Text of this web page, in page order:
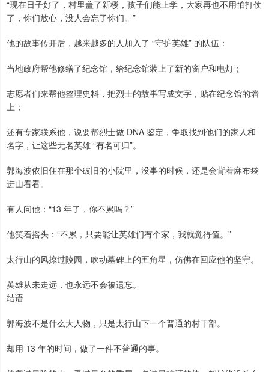
“现在日子好了，村里盖了新楼，孩子们能上学，大家再也不用怕打仗
了，你们放心，没人会忘了你们。”
他的故事传开后，越来越多的人加入了 “守护英雄” 的队伍：
当地政府帮他修缮了纪念馆，给纪念馆装上了新的窗户和电灯；
志愿者们来帮他整理史料，把烈士的故事写成文字，贴在纪念馆的墙
上；
还有专家联系他，说要帮烈士做 DNA 鉴定，争取找到他们的家人和
名字，让这些无名英雄 “有名可归”。
郭海波依旧住在那个破旧的小院里，没事的时候，还是会背着麻布袋
进山看看。
有人问他：“13 年了，你不累吗？”
他笑着摇头：“不累，只要能让英雄们有个家，我就觉得值。”
太行山的风掠过陵园，吹动墓碑上的五角星，仿佛在回应他的坚守。
英雄从未走远，也永远不会被遗忘。
结语
郭海波不是什么大人物，只是太行山下一个普通的村干部。
却用 13 年的时间，做了一件不普通的事。